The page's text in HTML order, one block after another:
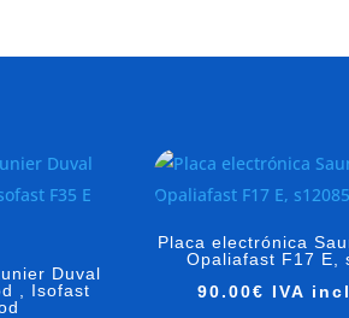
Duval
, Isofast
Placa electrónica
Opaliafast F17 E,
90.00€ IVA